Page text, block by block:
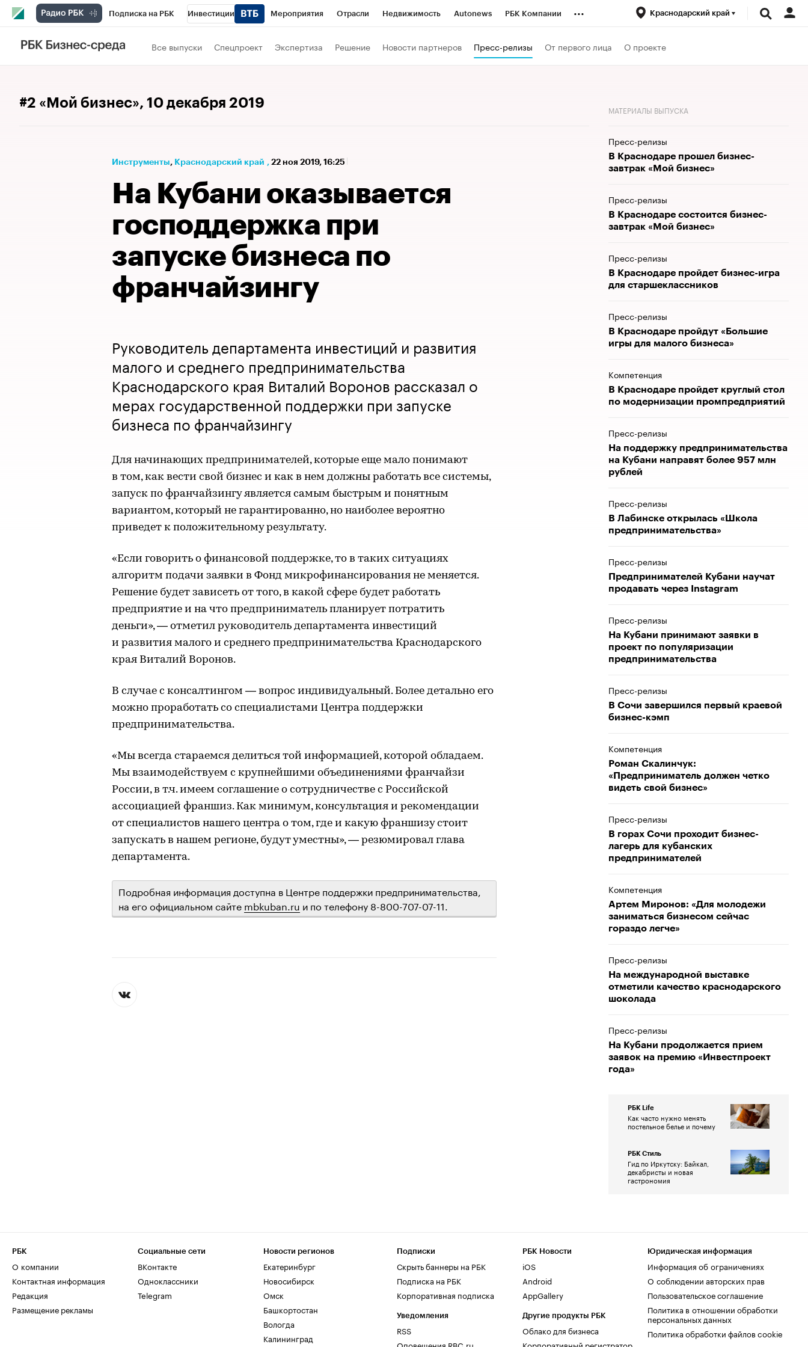
Подписка на РБК Инвестиции Мероприятия Отрасли Недвижимость Autonews РБК Компании
Телеканал
Кредитные рейтинги
... Краснодарский край
Все выпуски Спецпроект Экспертиза Решение Новости партнеров Пресс-релизы От первого лица О проекте
#2 «Мой бизнес», 10 декабря 2019
Инструменты⁠, Краснодарский край , 22 ноя 2019, 16:25
На Кубани оказывается
господдержка при
запуске бизнеса по
франчайзингу
Руководитель департамента инвестиций и развития
малого и среднего предпринимательства
Краснодарского края Виталий Воронов рассказал о
мерах государственной поддержки при запуске
бизнеса по франчайзингу
Для начинающих предпринимателей, которые еще мало понимают
в том, как вести свой бизнес и как в нем должны работать все системы,
запуск по франчайзингу является самым быстрым и понятным
вариантом, который не гарантированно, но наиболее вероятно
приведет к положительному результату.
«Если говорить о финансовой поддержке, то в таких ситуациях
алгоритм подачи заявки в Фонд микрофинансирования не меняется.
Решение будет зависеть от того, в какой сфере будет работать
предприятие и на что предприниматель планирует потратить
деньги», — отметил руководитель департамента инвестиций
и развития малого и среднего предпринимательства Краснодарского
края Виталий Воронов.
В случае с консалтингом — вопрос индивидуальный. Более детально его
можно проработать со специалистами Центра поддержки
предпринимательства.
«Мы всегда стараемся делиться той информацией, которой обладаем.
Мы взаимодействуем с крупнейшими объединениями франчайзи
России, в т.ч. имеем соглашение о сотрудничестве с Российской
ассоциацией франшиз. Как минимум, консультация и рекомендации
от специалистов нашего центра о том, где и какую франшизу стоит
запускать в нашем регионе, будут уместны», — резюмировал глава
департамента.
Подробная информация доступна в Центре поддержки предпринимательства,
на его официальном сайте mbkuban.ru и по телефону 8-800-707-07-11.
МАТЕРИАЛЫ ВЫПУСКА
Пресс-релизы
В Краснодаре прошел бизнес-
завтрак «Мой бизнес»
Пресс-релизы
В Краснодаре состоится бизнес-
завтрак «Мой бизнес»
Пресс-релизы
В Краснодаре пройдет бизнес-игра
для старшеклассников
Пресс-релизы
В Краснодаре пройдут «Большие
игры для малого бизнеса»
Компетенция
В Краснодаре пройдет круглый стол
по модернизации промпредприятий
Пресс-релизы
На поддержку предпринимательства
на Кубани направят более 957 млн
рублей
Пресс-релизы
В Лабинске открылась «Школа
предпринимательства»
Пресс-релизы
Предпринимателей Кубани научат
продавать через Instagram
Пресс-релизы
На Кубани принимают заявки в
проект по популяризации
предпринимательства
Пресс-релизы
В Сочи завершился первый краевой
бизнес-кэмп
Компетенция
Роман Скалинчук:
«Предприниматель должен четко
видеть свой бизнес»
Пресс-релизы
В горах Сочи проходит бизнес-
лагерь для кубанских
предпринимателей
Компетенция
Артем Миронов: «Для молодежи
заниматься бизнесом сейчас
гораздо легче»
Пресс-релизы
На международной выставке
отметили качество краснодарского
шоколада
Пресс-релизы
На Кубани продолжается прием
заявок на премию «Инвестпроект
года»
РБК Life
Как часто нужно менять
постельное белье и почему
РБК Стиль
Гид по Иркутску: Байкал,
декабристы и новая
гастрономия
РБК
О компании
Контактная информация
Редакция
Размещение рекламы
Социальные сети
ВКонтакте
Одноклассники
Telegram
Новости регионов
Екатеринбург
Новосибирск
Омск
Башкортостан
Вологда
Калининград
Подписки
Скрыть баннеры на РБК
Подписка на РБК
Корпоративная подписка
Уведомления
RSS
Оповещения RBC.ru
РБК Новости
iOS
Android
AppGallery
Другие продукты РБК
Облако для бизнеса
Корпоративный регистратор
Юридическая информация
Информация об ограничениях
О соблюдении авторских прав
Пользовательское соглашение
Политика в отношении обработки
персональных данных
Политика обработки файлов cookie